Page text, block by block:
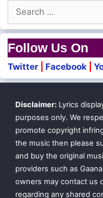
Search
for:
Follow Us On
Twitter Facebook
Disclaimer: Lyrics
purposes only. We
promote copyright
the music then please
and buy the original
providers such as
owners may contact us
regarding any shared